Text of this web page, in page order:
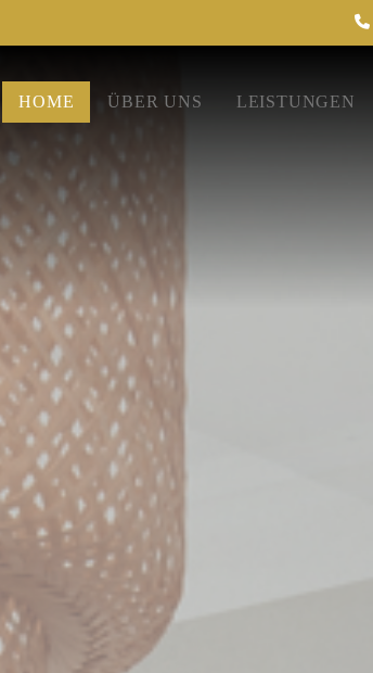

HOME ÜBER UNS LEISTUNGEN